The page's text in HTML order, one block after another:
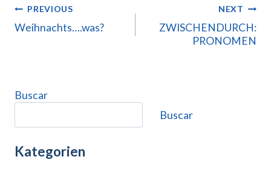
POST
NAVIGATION
PREVIOUS
Weihnachts….was?
NEXT
ZWISCHENDURCH:
PRONOMEN
Buscar
Buscar
Kategorien